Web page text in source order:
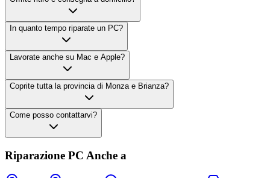
In quanto tempo riparate un PC?
Lavorate anche su Mac e Apple?
Coprite tutta la provincia di Monza e Brianza?
Come posso contattarvi?
Riparazione PC Anche a